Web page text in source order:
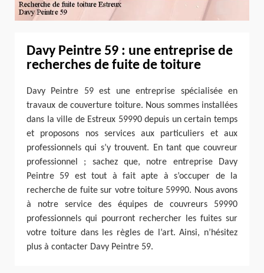
Davy Peintre 59 : une entreprise de
recherches de fuite de toiture
Davy Peintre 59 est une entreprise spécialisée en
travaux de couverture toiture. Nous sommes installées
dans la ville de Estreux 59990 depuis un certain temps
et proposons nos services aux particuliers et aux
professionnels qui s’y trouvent. En tant que couvreur
professionnel ; sachez que, notre entreprise Davy
Peintre 59 est tout à fait apte à s’occuper de la
recherche de fuite sur votre toiture 59990. Nous avons
à notre service des équipes de couvreurs 59990
professionnels qui pourront rechercher les fuites sur
votre toiture dans les règles de l’art. Ainsi, n’hésitez
plus à contacter Davy Peintre 59.